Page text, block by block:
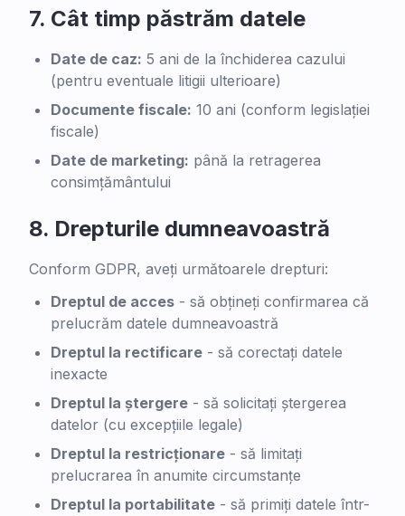
7. Cât timp păstrăm datele
Date de caz: 5 ani de la închiderea cazului
(pentru eventuale litigii ulterioare)
Documente fiscale: 10 ani (conform legislației
fiscale)
Date de marketing: până la retragerea
consimțământului
8. Drepturile dumneavoastră
Conform GDPR, aveți următoarele drepturi:
Dreptul de acces - să obțineți confirmarea că
prelucrăm datele dumneavoastră
Dreptul la rectificare - să corectați datele
inexacte
Dreptul la ștergere - să solicitați ștergerea
datelor (cu excepțiile legale)
Dreptul la restricționare - să limitați
prelucrarea în anumite circumstanțe
Dreptul la portabilitate - să primiți datele într-